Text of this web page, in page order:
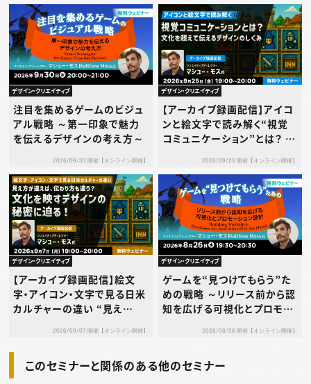
デザイン・クリエイティブ
注目を集めるゲームのビジュ
アル戦略 ～第一印象で魅力
を伝えるデザインの考え方～
2026/09/30 開催【オンライン開催】
デザイン・クリエイティブ
【アーカイブ録画配信】アイコ
ンと絵文字で読み解く“視覚
コミュニケーション”とは？ 文
2026/09/25 開催【オンライン開催】
デザイン・クリエイティブ
【アーカイブ録画配信】絵文
字・アイコン・文字で見る日米
カルチャーの違い “見え
う？文化を映すデザインの秘
密に迫る！
2026/09/07 開催【オンライン開催】
デザイン・クリエイティブ
ゲームを“見つけてもらう”た
めの戦略 ～リリース前から認
知を広げる可視化とプロモー
2026/08/26 開催【オンライン開催】
このセミナーと関係のある他のセミナー